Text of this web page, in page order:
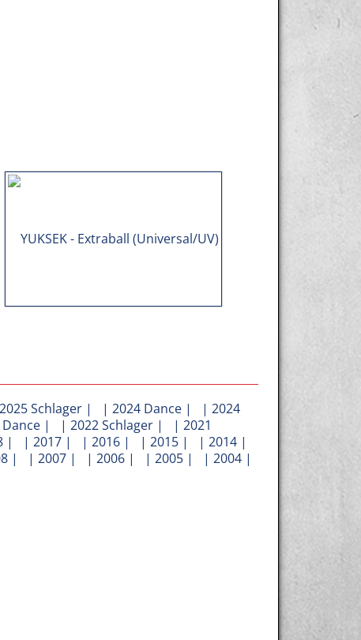
2025 Schlager | | 2024 Dance | | 2024
| | 2022 Schlager | | 2021
| | 2017 | | 2016 | | 2015 | | 2014 |
| | 2007 | | 2006 | | 2005 | | 2004 |